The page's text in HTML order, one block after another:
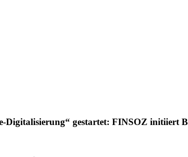
Digitalisierung“ gestartet: FINSOZ initiiert